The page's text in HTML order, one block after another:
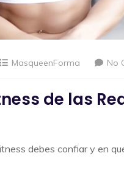
MasqueenForma No
de las
debes confiar y en